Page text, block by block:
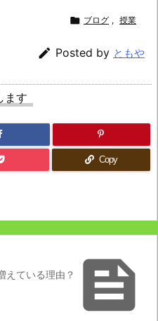
 ブログ , 授業
 Posted by ともや
ます
Copy

えている理由？